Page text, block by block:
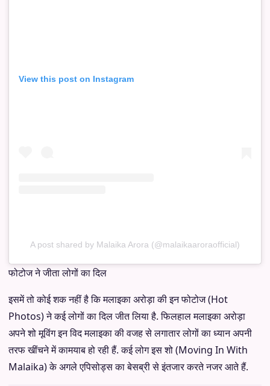
View this post on Instagram
A post shared by Malaika Arora (@malaikaaroraofficial)
फोटोज ने जीता लोगों का दिल
इसमें तो कोई शक नहीं है कि मलाइका अरोड़ा की इन फोटोज (Hot
Photos) ने कई लोगों का दिल जीत लिया है. फिलहाल मलाइका अरोड़ा
अपने शो मूविंग इन विद मलाइका की वजह से लगातार लोगों का ध्यान अपनी
तरफ खींचने में कामयाब हो रही हैं. कई लोग इस शो (Moving In With
Malaika) के अगले एपिसोड्स का बेसब्री से इंतजार करते नजर आते हैं.